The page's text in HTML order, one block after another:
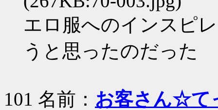
エロ服へのインスピ
うと思ったのだった
101 名前： お客さん☆て